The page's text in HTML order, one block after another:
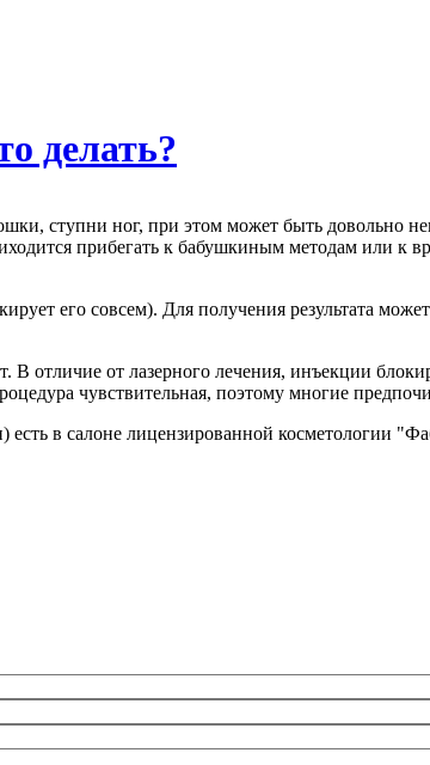
делать?
ступни ног, при этом может быть довольно
прибегать к бабушкиным методам или к
его совсем). Для получения результата
отличие от лазерного лечения, инъекции
чувствительная, поэтому многие
в салоне лицензированной косметологии